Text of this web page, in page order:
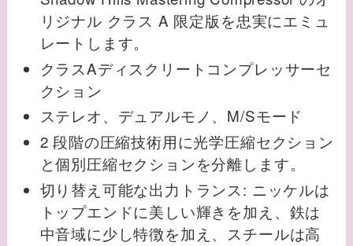
リジナル クラス A 限定版を忠実にエミュ
レートします。
クラスAディスクリートコンプレッサーセ
クション
ステレオ、デュアルモノ、M/Sモード
2 段階の圧縮技術用に光学圧縮セクション
と個別圧縮セクションを分離します。
切り替え可能な出力トランス: ニッケルは
トップエンドに美しい輝きを加え、鉄は
中音域に少し特徴を加え、スチールは高